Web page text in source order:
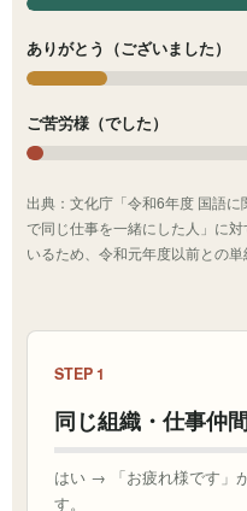
ありがとう（ございました）
ご苦労様（でした）
出典：文化庁「令和6年度 国語
で同じ仕事を一緒にした人」に
いるため、令和元年度以前との単
STEP 1
同じ組織・仕事仲
はい → 「お疲れ様です」
す。